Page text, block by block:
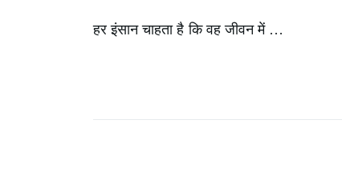
हर इंसान चाहता है कि वह जीवन में …